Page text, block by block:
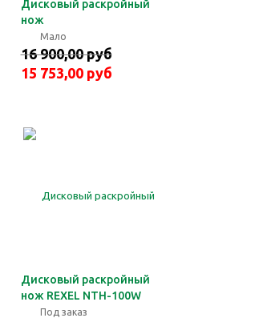
Дисковый раскройный
нож
Мало
16 900,00 руб
15 753,00 руб
Дисковый раскройный
нож REXEL NTH-100W
Под заказ